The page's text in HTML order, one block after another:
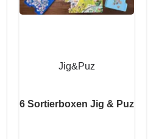
Jig&Puz
6 Sortierboxen Jig & Puz